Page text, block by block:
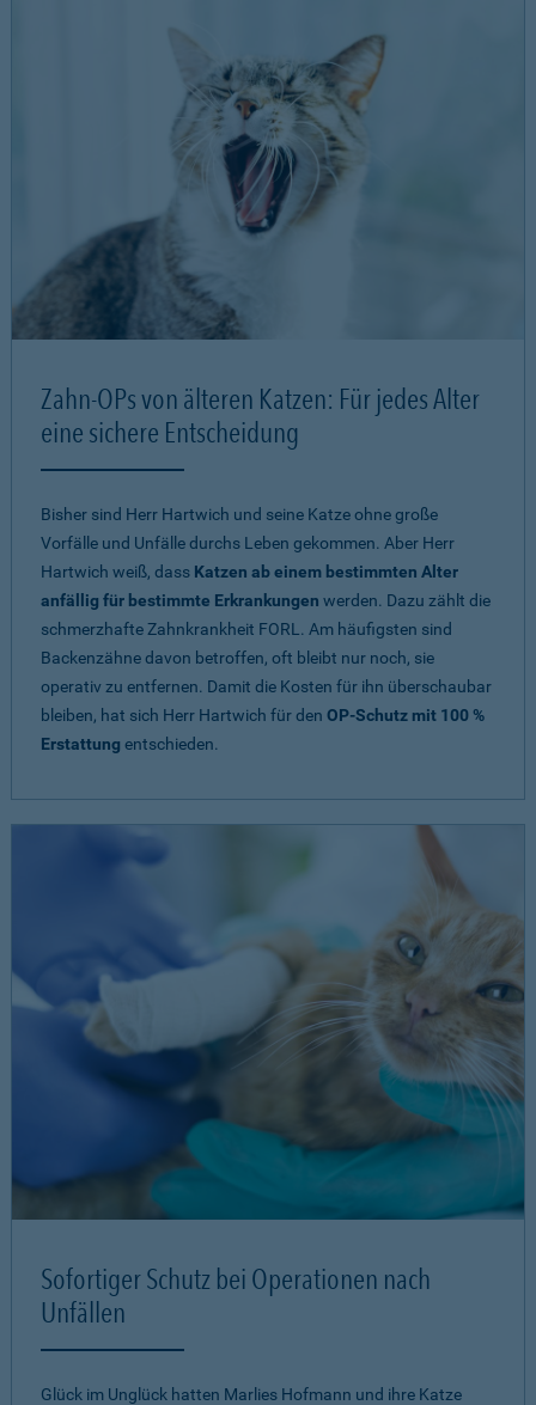
Zahn-OPs von älteren Katzen: Für jedes Alter
eine sichere Entscheidung
Bisher sind Herr Hartwich und seine Katze ohne große
Vorfälle und Unfälle durchs Leben gekommen. Aber Herr
Hartwich weiß, dass Katzen ab einem bestimmten Alter
anfällig für bestimmte Erkrankungen werden. Dazu zählt die
schmerzhafte Zahnkrankheit FORL. Am häufigsten sind
Backenzähne davon betroffen, oft bleibt nur noch, sie
operativ zu entfernen. Damit die Kosten für ihn überschaubar
bleiben, hat sich Herr Hartwich für den OP-Schutz mit 100 %
Erstattung entschieden.
Sofortiger Schutz bei Operationen nach
Unfällen
Glück im Unglück hatten Marlies Hofmann und ihre Katze